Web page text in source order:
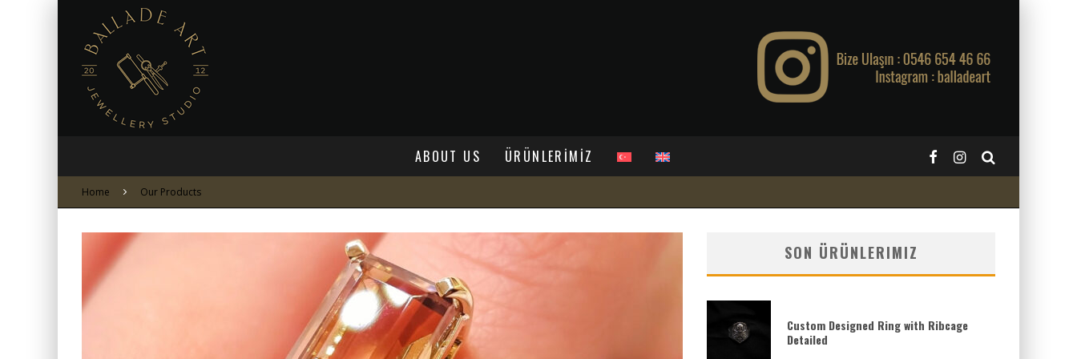
ABOUT US ÜRÜNLERİMİZ
Home Our Products
SON ÜRÜNLERIMIZ
Custom Designed Ring with Ribcage
Detailed